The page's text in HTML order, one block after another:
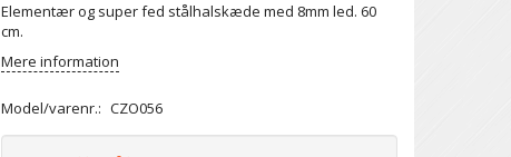
Elementær og super fed stålhalskæde med 8mm led. 60
cm.
Mere information
Model/varenr.: CZO056